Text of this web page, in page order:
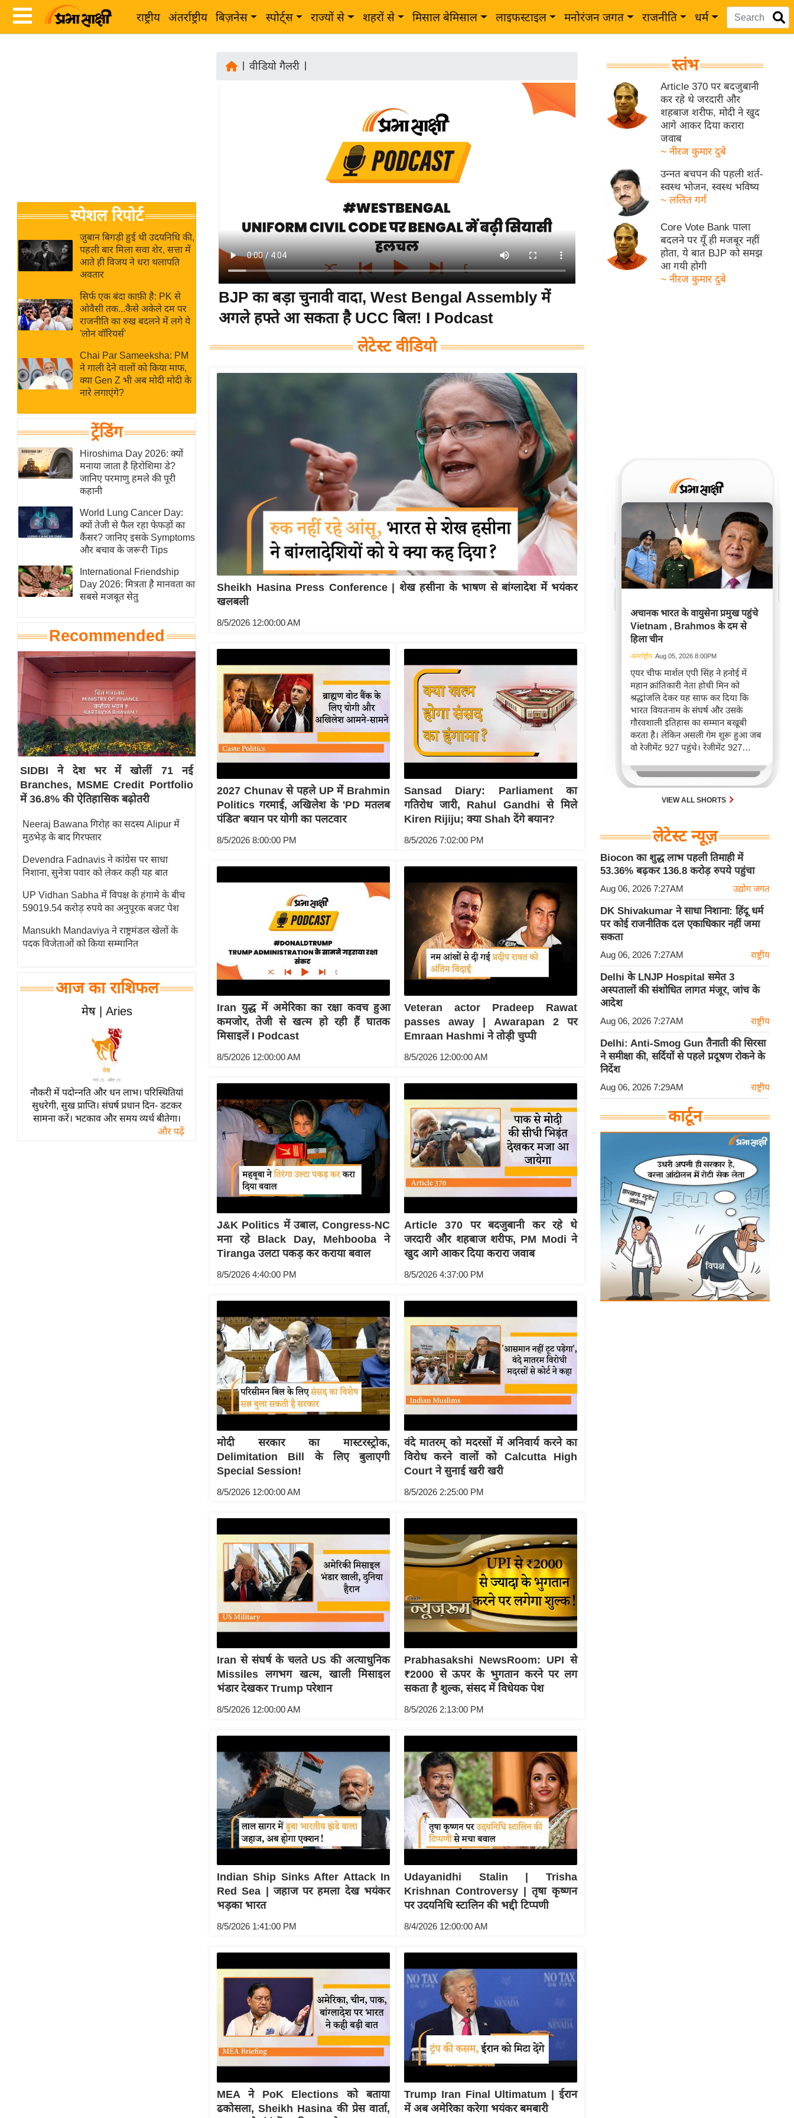
राष्ट्रीय अंतर्राष्ट्रीय बिज़नेस स्पोर्ट्स राज्यों से शहरों से मिसाल बेमिसाल लाइफस्टाइल मनोरंजन जगत राजनीति धर्म
Breaking
News in
Hindi
Hindi
Hindi
जगत
राय
बजट
क्रिकेट
IPL
ई-पेपर
मिसाल बेमिसाल
यंग इंडिया
साहित्य जगत
ऑटो वर्ल्ड
न्यूज ब्रीफ
बॉलीवुड
हॉलीवुड
फिल्म समीक्षा
Breaking
News
टेक्नॉलॉजी
ब्यूटी/फैशन
घरेलू नुस्खे
पर्यटन स्थल
फिटनेस मंत्रा
रिलेशनशिप
राजनीति
विश्लेषण
समसामयिक
मातृभूमि
एम.
आर.
आई.
चाय पर
समीक्षा
धर्म
ज्योतिष
प्रभु
व्रत
स्पेशल रिपोर्ट
जुबान बिगड़ी हुई थी उदयनिधि की,
पहली बार मिला सवा शेर, सत्ता में
आते ही विजय ने धरा थलापति
अवतार
सिर्फ एक बंदा काफ़ी है: PK से
ओवैसी तक...कैसे अकेले दम पर
राजनीति का रुख बदलने में लगे ये
'लोन वॉरियर्स'
Chai Par Sameeksha: PM
ने गाली देने वालों को किया माफ,
क्या Gen Z भी अब मोदी मोदी के
नारे लगाएंगे?
ट्रेंडिंग
Hiroshima Day 2026: क्यों
मनाया जाता है हिरोशिमा डे?
जानिए परमाणु हमले की पूरी
कहानी
World Lung Cancer Day:
क्यों तेजी से फैल रहा फेफड़ों का
कैंसर? जानिए इसके Symptoms
और बचाव के जरूरी Tips
International Friendship
Day 2026: मित्रता है मानवता का
सबसे मजबूत सेतु
Recommended
SIDBI ने देश भर में खोलीं 71 नई
Branches, MSME Credit Portfolio
में 36.8% की ऐतिहासिक बढ़ोतरी
Neeraj Bawana गिरोह का सदस्य Alipur में
मुठभेड़ के बाद गिरफ्तार
Devendra Fadnavis ने कांग्रेस पर साधा
निशाना, सुनेत्रा पवार को लेकर कही यह बात
UP Vidhan Sabha में विपक्ष के हंगामे के बीच
59019.54 करोड़ रुपये का अनुपूरक बजट पेश
Mansukh Mandaviya ने राष्ट्रमंडल खेलों के
पदक विजेताओं को किया सम्मानित
आज का राशिफल
मेष | Aries
नौकरी में पदोन्नति और धन लाभ। परिस्थितियां
सुधरेगी, सुख प्राप्ति। संघर्ष प्रधान दिन- डटकर
सामना करें। भटकाव और समय व्यर्थ बीतेगा।
और पढ़ें
वीडियो गैलरी
BJP का बड़ा चुनावी वादा, West Bengal Assembly में
अगले हफ्ते आ सकता है UCC बिल! I Podcast
लेटेस्ट वीडियो
Sheikh Hasina Press Conference | शेख हसीना के भाषण से बांग्लादेश में भयंकर
खलबली
8/5/2026 12:00:00 AM
2027 Chunav से पहले UP में Brahmin
Politics गरमाई, अखिलेश के 'PD मतलब
पंडित' बयान पर योगी का पलटवार
8/5/2026 8:00:00 PM
Sansad Diary: Parliament का
गतिरोध जारी, Rahul Gandhi से मिले
Kiren Rijiju; क्या Shah देंगे बयान?
8/5/2026 7:02:00 PM
Iran युद्ध में अमेरिका का रक्षा कवच हुआ
कमजोर, तेजी से खत्म हो रही हैं घातक
मिसाइलें I Podcast
8/5/2026 12:00:00 AM
Veteran actor Pradeep Rawat
passes away | Awarapan 2 पर
Emraan Hashmi ने तोड़ी चुप्पी
8/5/2026 12:00:00 AM
J&K Politics में उबाल, Congress-NC
मना रहे Black Day, Mehbooba ने
Tiranga उलटा पकड़ कर कराया बवाल
8/5/2026 4:40:00 PM
Article 370 पर बदजुबानी कर रहे थे
जरदारी और शहबाज शरीफ, PM Modi ने
खुद आगे आकर दिया करारा जवाब
8/5/2026 4:37:00 PM
मोदी सरकार का मास्टरस्ट्रोक,
Delimitation Bill के लिए बुलाएगी
Special Session!
8/5/2026 12:00:00 AM
वंदे मातरम् को मदरसों में अनिवार्य करने का
विरोध करने वालों को Calcutta High
Court ने सुनाई खरी खरी
8/5/2026 2:25:00 PM
Iran से संघर्ष के चलते US की अत्याधुनिक
Missiles लगभग खत्म, खाली मिसाइल
भंडार देखकर Trump परेशान
8/5/2026 12:00:00 AM
Prabhasakshi NewsRoom: UPI से
₹2000 से ऊपर के भुगतान करने पर लग
सकता है शुल्क, संसद में विधेयक पेश
8/5/2026 2:13:00 PM
Indian Ship Sinks After Attack In
Red Sea | जहाज पर हमला देख भयंकर
भड़का भारत
8/5/2026 1:41:00 PM
Udayanidhi Stalin | Trisha
Krishnan Controversy | तृषा कृष्णन
पर उदयनिधि स्टालिन की भद्दी टिप्पणी
8/4/2026 12:00:00 AM
MEA ने PoK Elections को बताया
ढकोसला, Sheikh Hasina की प्रेस वार्ता,
Trump Iran Final Ultimatum | ईरान
में अब अमेरिका करेगा भयंकर बमबारी
स्तंभ
Article 370 पर बदजुबानी
कर रहे थे जरदारी और
शहबाज शरीफ, मोदी ने खुद
आगे आकर दिया करारा
जवाब
~ नीरज कुमार दुबे
उन्नत बचपन की पहली शर्त-
स्वस्थ भोजन, स्वस्थ भविष्य
~ ललित गर्ग
Core Vote Bank पाला
बदलने पर यूँ ही मजबूर नहीं
होता, ये बात BJP को समझ
आ गयी होगी
~ नीरज कुमार दुबे
अचानक भारत के वायुसेना प्रमुख पहुंचे
Vietnam , Brahmos के दम से
हिला चीन
अंतर्राष्ट्रीय Aug 05, 2026 8:00PM
एयर चीफ मार्शल एपी सिंह ने हनोई में
महान क्रांतिकारी नेता होची मिन को
श्रद्धांजलि देकर यह साफ कर दिया कि
भारत वियतनाम के संघर्ष और उसके
गौरवशाली इतिहास का सम्मान बखूबी
करता है। लेकिन असली गेम शुरू हुआ जब
वो रेजीमेंट 927 पहुंचे। रेजीमेंट 927
एयर चीफ ने सीधे वियतनामी फाइटर
पायलट से बातचीत की। वियतनाम भी सुई
30 एम के भी उड़ाता है और भारत के पास
VIEW ALL SHORTS
लेटेस्ट न्यूज़
Biocon का शुद्ध लाभ पहली तिमाही में
53.36% बढ़कर 136.8 करोड़ रुपये पहुंचा
Aug 06, 2026 7:27AM उद्योग जगत
DK Shivakumar ने साधा निशाना: हिंदू धर्म
पर कोई राजनीतिक दल एकाधिकार नहीं जमा
सकता
Aug 06, 2026 7:27AM राष्ट्रीय
Delhi के LNJP Hospital समेत 3
अस्पतालों की संशोधित लागत मंजूर, जांच के
आदेश
Aug 06, 2026 7:27AM राष्ट्रीय
Delhi: Anti-Smog Gun तैनाती की सिरसा
ने समीक्षा की, सर्दियों से पहले प्रदूषण रोकने के
निर्देश
Aug 06, 2026 7:29AM राष्ट्रीय
कार्टून